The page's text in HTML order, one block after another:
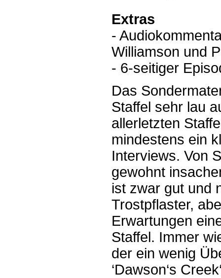
Extras
-
Williamson und
- 6-seitiger
Das
Staffel sehr lau
allerletzten
mindestens ein
Interviews. Von
gewohnt
ist zwar gut und
Trostpflaster,
Erwartungen
Staffel. Immer
der ein wenig
‘Dawson‘s